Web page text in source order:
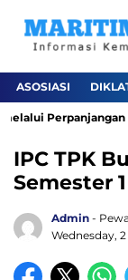
ASOSIASI
Perpanjangan
IPC TPK
Semester
Admin -
Wednesday,